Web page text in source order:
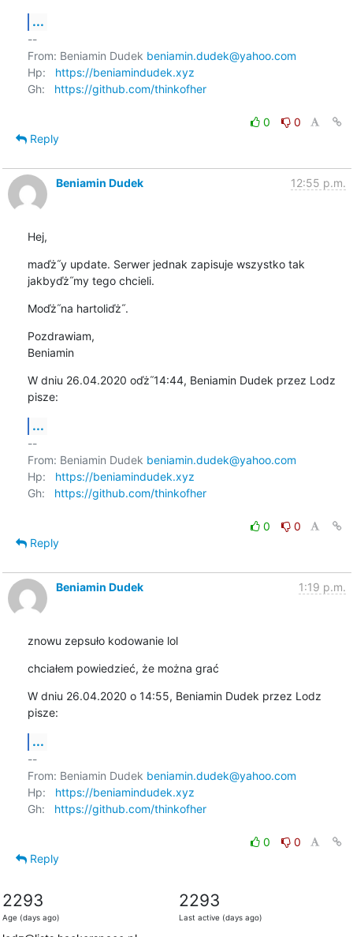
...
--
From: Beniamin Dudek beniamin.dudek@yahoo.com
Hp: https://beniamindudek.xyz
Gh: https://github.com/thinkofher
0
0
Reply
Beniamin Dudek 12:55 p.m.
Hej,
maďż˝y update. Serwer jednak zapisuje wszystko tak
jakbyďż˝my tego chcieli.
Moďż˝na hartoliďż˝.
Pozdrawiam,
Beniamin
W dniu 26.04.2020 oďż˝14:44, Beniamin Dudek przez Lodz
pisze:
...
--
From: Beniamin Dudek beniamin.dudek@yahoo.com
Hp: https://beniamindudek.xyz
Gh: https://github.com/thinkofher
0
0
Reply
Beniamin Dudek 1:19 p.m.
znowu zepsuło kodowanie lol
chciałem powiedzieć, że można grać
W dniu 26.04.2020 o 14:55, Beniamin Dudek przez Lodz
pisze:
...
--
From: Beniamin Dudek beniamin.dudek@yahoo.com
Hp: https://beniamindudek.xyz
Gh: https://github.com/thinkofher
0
0
Reply
2293
Age (days ago)
2293
Last active (days ago)